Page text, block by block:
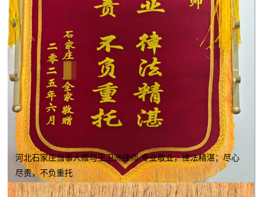
河北石家庄当事人赠与王卫洲律师 专业敬业，律法精湛；尽心
尽责，不负重托